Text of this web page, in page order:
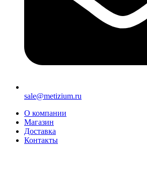
sale@metizium.ru
О компании
Магазин
Доставка
Контакты